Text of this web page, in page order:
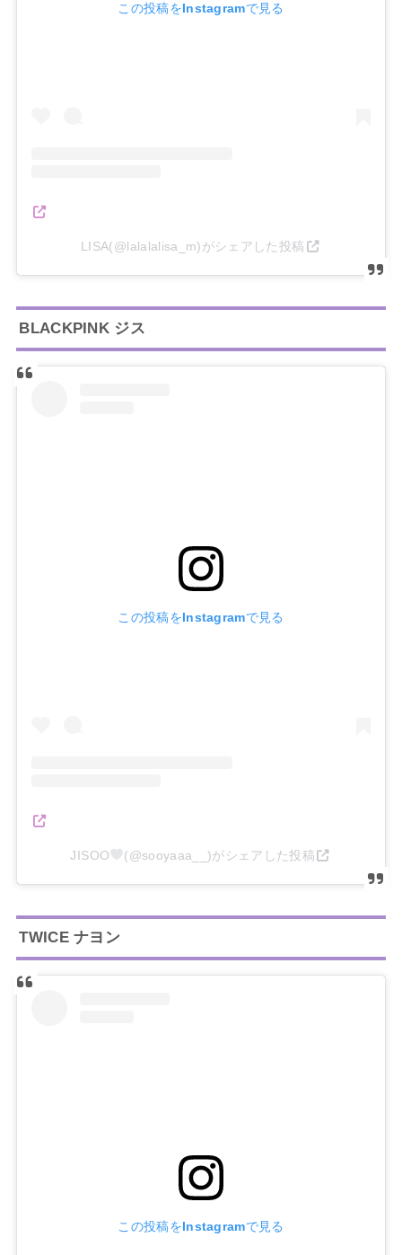
この投稿をInstagramで見る
LISA(@lalalalisa_m)がシェアした投稿
BLACKPINK ジス
この投稿をInstagramで見る
JISOO (@sooyaaa__)がシェアした投稿
TWICE ナヨン
この投稿をInstagramで見る